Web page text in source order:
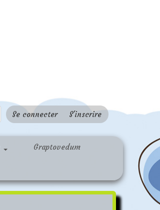
Se connecter S'inscrire
Graptovedum